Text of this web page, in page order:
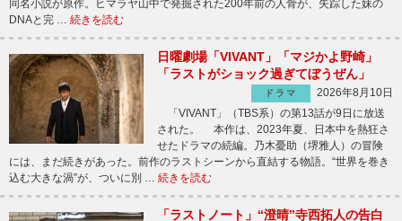
同名小説が原作。ヒマラヤ山中で発掘された200年前の人骨が、失踪した妹の
DNAと完 … 続きを読む
日曜劇場「VIVANT」「マジかよ野崎」
「ラストがショック過ぎてぼうぜん」
ドラマ
2026年8月10日
「VIVANT」（TBS系）の第13話が9日に放送
された。 本作は、2023年夏、日本中を熱狂さ
せたドラマの続編。乃木憂助（堺雅人）の冒険
には、まだ続きがあった。前作のラストシーンから直結する物語。“世界を巻き
込む大きな渦”が、ついに別 … 続きを読む
「ラストノート」“澄晴”寺西拓人の告白